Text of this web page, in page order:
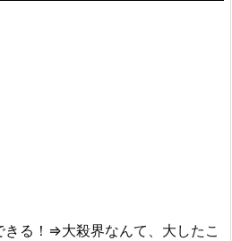
る！⇒大殺界なんて、大したこ